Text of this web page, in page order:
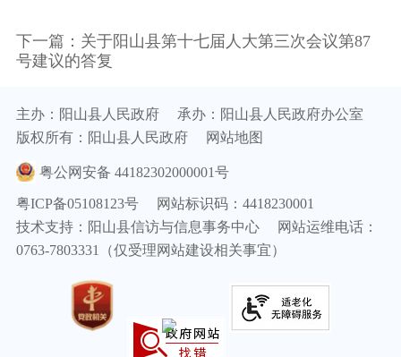
下一篇：关于阳山县第十七届人大第三次会议第87
号建议的答复
主办：阳山县人民政府
承办：阳山县人民政府办公室
版权所有：阳山县人民政府
网站地图
粤公网安备 44182302000001号
粤ICP备05108123号
网站标识码：4418230001
技术支持：阳山县信访与信息事务中心
网站运维电话：
0763-7803331（仅受理网站建设相关事宜）